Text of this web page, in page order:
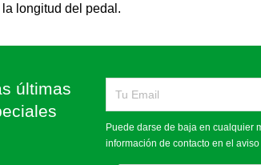
longitud del pedal.
últimas
Puede darse de baja en cualquier
información de contacto en el